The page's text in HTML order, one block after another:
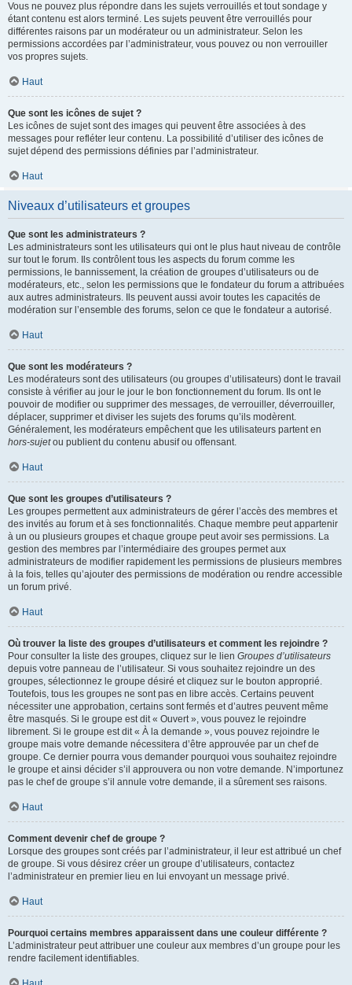
Vous ne pouvez plus répondre dans les sujets verrouillés et tout sondage y
étant contenu est alors terminé. Les sujets peuvent être verrouillés pour
différentes raisons par un modérateur ou un administrateur. Selon les
permissions accordées par l’administrateur, vous pouvez ou non verrouiller
vos propres sujets.
Haut
Que sont les icônes de sujet ?
Les icônes de sujet sont des images qui peuvent être associées à des
messages pour refléter leur contenu. La possibilité d’utiliser des icônes de
sujet dépend des permissions définies par l’administrateur.
Haut
Niveaux d’utilisateurs et groupes
Que sont les administrateurs ?
Les administrateurs sont les utilisateurs qui ont le plus haut niveau de contrôle
sur tout le forum. Ils contrôlent tous les aspects du forum comme les
permissions, le bannissement, la création de groupes d’utilisateurs ou de
modérateurs, etc., selon les permissions que le fondateur du forum a attribuées
aux autres administrateurs. Ils peuvent aussi avoir toutes les capacités de
modération sur l’ensemble des forums, selon ce que le fondateur a autorisé.
Haut
Que sont les modérateurs ?
Les modérateurs sont des utilisateurs (ou groupes d’utilisateurs) dont le travail
consiste à vérifier au jour le jour le bon fonctionnement du forum. Ils ont le
pouvoir de modifier ou supprimer des messages, de verrouiller, déverrouiller,
déplacer, supprimer et diviser les sujets des forums qu’ils modèrent.
Généralement, les modérateurs empêchent que les utilisateurs partent en
hors-sujetou publient du contenu abusif ou offensant.
Haut
Que sont les groupes d’utilisateurs ?
Les groupes permettent aux administrateurs de gérer l’accès des membres et
des invités au forum et à ses fonctionnalités. Chaque membre peut appartenir
à un ou plusieurs groupes et chaque groupe peut avoir ses permissions. La
gestion des membres par l’intermédiaire des groupes permet aux
administrateurs de modifier rapidement les permissions de plusieurs membres
à la fois, telles qu’ajouter des permissions de modération ou rendre accessible
un forum privé.
Haut
Où trouver la liste des groupes d’utilisateurs et comment les rejoindre ?
Pour consulter la liste des groupes, cliquez sur le lien Groupes d’utilisateurs
depuis votre panneau de l’utilisateur. Si vous souhaitez rejoindre un des
groupes, sélectionnez le groupe désiré et cliquez sur le bouton approprié.
Toutefois, tous les groupes ne sont pas en libre accès. Certains peuvent
nécessiter une approbation, certains sont fermés et d’autres peuvent même
être masqués. Si le groupe est dit « Ouvert », vous pouvez le rejoindre
librement. Si le groupe est dit « À la demande », vous pouvez rejoindre le
groupe mais votre demande nécessitera d’être approuvée par un chef de
groupe. Ce dernier pourra vous demander pourquoi vous souhaitez rejoindre
le groupe et ainsi décider s’il approuvera ou non votre demande. N’importunez
pas le chef de groupe s’il annule votre demande, il a sûrement ses raisons.
Haut
Comment devenir chef de groupe ?
Lorsque des groupes sont créés par l’administrateur, il leur est attribué un chef
de groupe. Si vous désirez créer un groupe d’utilisateurs, contactez
l’administrateur en premier lieu en lui envoyant un message privé.
Haut
Pourquoi certains membres apparaissent dans une couleur différente ?
L’administrateur peut attribuer une couleur aux membres d’un groupe pour les
rendre facilement identifiables.